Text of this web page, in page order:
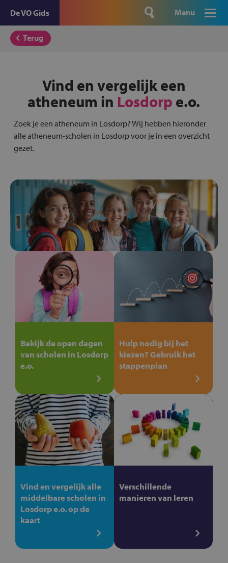
De VO Gids Menu
Terug
Vind en vergelijk een
atheneum in Losdorp e.o.
Zoek je een atheneum in Losdorp? Wij hebben hieronder
alle atheneum-scholen in Losdorp voor je in een overzicht
gezet.
Bekijk de open dagen
van scholen in Losdorp
e.o.
Hulp nodig bij het
kiezen? Gebruik het
stappenplan
Vind en vergelijk alle
middelbare scholen in
Losdorp e.o. op de
kaart
Verschillende
manieren van leren